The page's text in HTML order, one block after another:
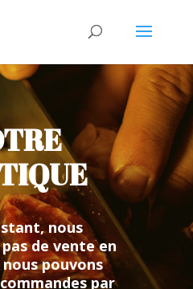
nous
de vente en
pouvons
par